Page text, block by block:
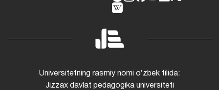
Universitetning rasmiy nomi oʻzbek tilida:
Jizzax davlat pedagogika universiteti